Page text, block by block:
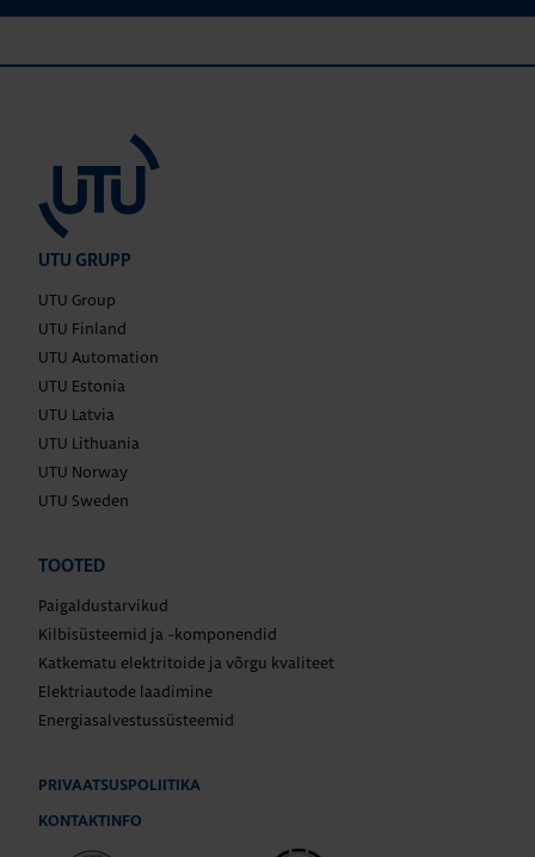
UTU GRUPP
UTU Group
UTU Finland
UTU Automation
UTU Estonia
UTU Latvia
UTU Lithuania
UTU Norway
UTU Sweden
TOOTED
Paigaldustarvikud
Kilbisüsteemid ja -komponendid
Katkematu elektritoide ja võrgu kvaliteet
Elektriautode laadimine
Energiasalvestussüsteemid
PRIVAATSUSPOLIITIKA
KONTAKTINFO